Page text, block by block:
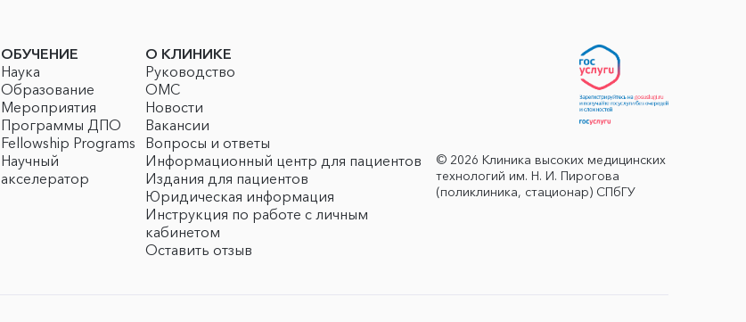
ОБУЧЕНИЕ
Наука
Образование
Мероприятия
Программы ДПО
Fellowship Programs
Научный
акселератор
О КЛИНИКЕ
Руководство
ОМС
Новости
Вакансии
Вопросы и ответы
Информационный центр для пациентов
Издания для пациентов
Юридическая информация
Инструкция по работе с личным
кабинетом
Оставить отзыв
© 2026 Клиника высоких медицинских
технологий им. Н. И. Пирогова
(поликлиника, стационар) СПбГУ